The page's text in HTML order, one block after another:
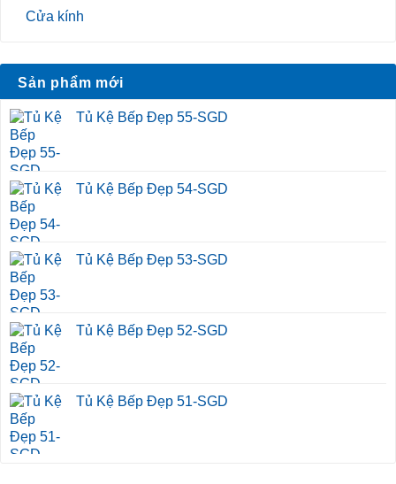
Cửa kính
Sản phẩm mới
Tủ Kệ Bếp Đẹp 55-SGD
Tủ Kệ Bếp Đẹp 54-SGD
Tủ Kệ Bếp Đẹp 53-SGD
Tủ Kệ Bếp Đẹp 52-SGD
Tủ Kệ Bếp Đẹp 51-SGD